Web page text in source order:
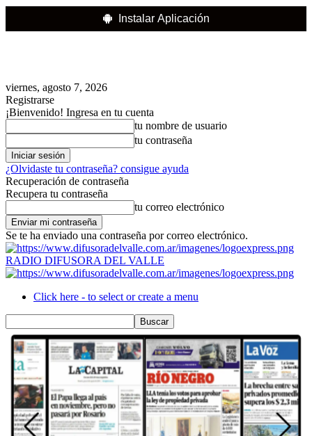
Instalar Aplicación
viernes, agosto 7, 2026
Registrarse
¡Bienvenido! Ingresa en tu cuenta
tu nombre de usuario
tu contraseña
¿Olvidaste tu contraseña? consigue ayuda
Recuperación de contraseña
Recupera tu contraseña
tu correo electrónico
Se te ha enviado una contraseña por correo electrónico.
RADIO DIFUSORA DEL VALLE
Click here - to select or create a menu